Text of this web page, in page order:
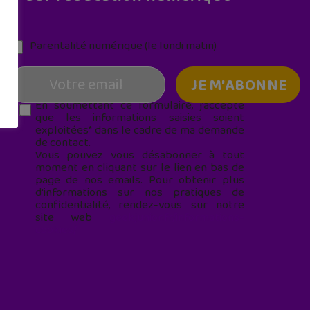
Parentalité numérique (le lundi matin)
En soumettant ce formulaire, j’accepte
que les informations saisies soient
exploitées* dans le cadre de ma demande
de contact.
Vous pouvez vous désabonner à tout
moment en cliquant sur le lien en bas de
page de nos emails. Pour obtenir plus
d'informations sur nos pratiques de
confidentialité, rendez-vous sur notre
site web